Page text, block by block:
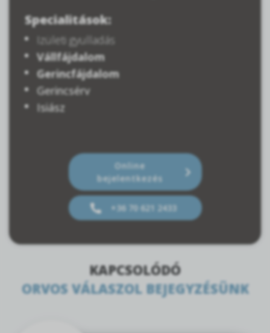
Specialitások:
Izületi gyulladás
Vállfájdalom
Gerincfájdalom
Gerincsérv
Isiász
Online
bejelentkezés
+36 70 621 2433
KAPCSOLÓDÓ
ORVOS VÁLASZOL BEJEGYZÉSÜNK